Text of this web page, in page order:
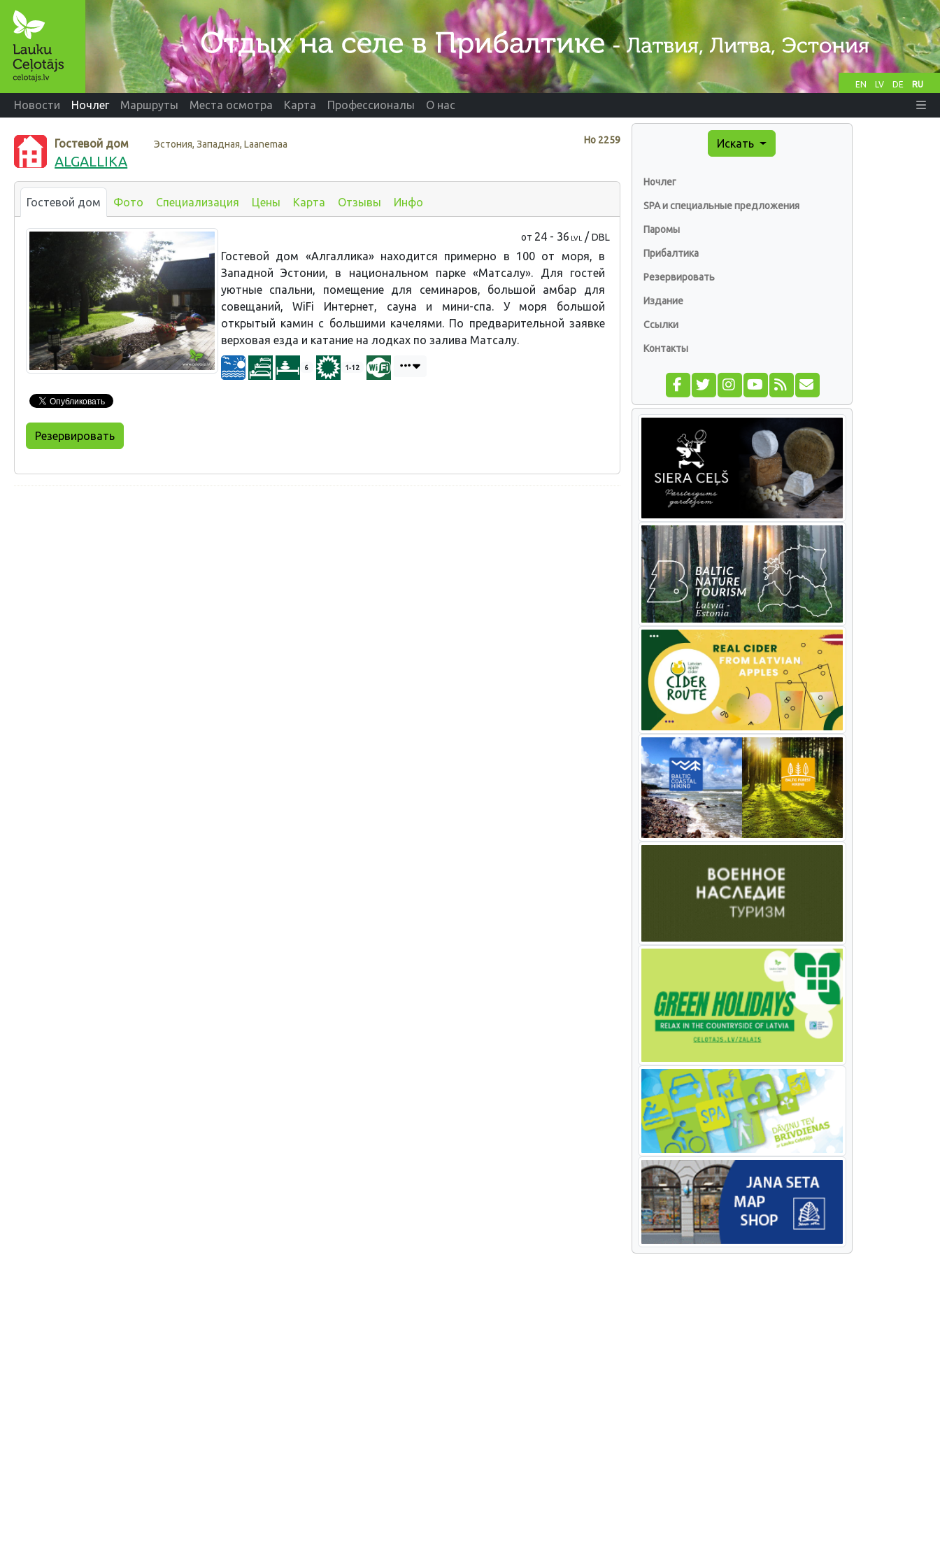
EN LV DE RU
Новости Ночлег Маршруты Места осмотра Карта Профессионалы О нас
Нo 2259
Гостевой дом Эстония, Западная, Laanemaa
ALGALLIKA
Гостевой дом Фото Специализация Цены Карта Отзывы Инфо
от 24 - 36 LVL /DBL
Гостевой дом «Алгаллика» находится примерно в 100 от моря, в
Западной Эстонии, в национальном парке «Матсалу». Для гостей
уютные спальни, помещение для семинаров, большой амбар для
совещаний, WiFi Интернет, сауна и мини-спа. У моря большой
открытый камин с большими качелями. По предварительной заявке
верховая езда и катание на лодках по залива Матсалу.
6 1-12
Резервировать
Искать
Ночлег
SPA и специальные предложения
Паромы
Прибалтика
Резервировать
Издание
Ссылки
Контакты